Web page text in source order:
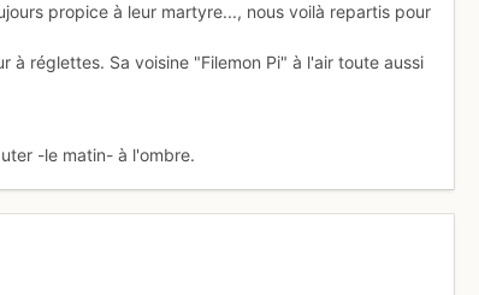
propice à leur martyre..., nous voilà repartis pour
réglettes. Sa voisine "Filemon Pi" à l'air toute aussi
-le matin- à l'ombre.